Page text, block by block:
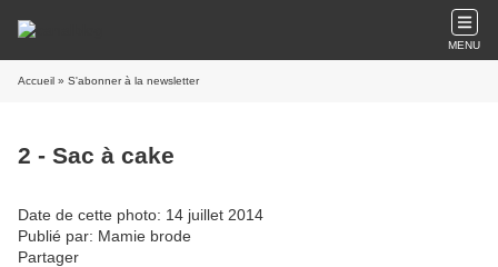
MENU
Accueil » S'abonner à la newsletter
2 - Sac à cake
Date de cette photo: 14 juillet 2014
Publié par: Mamie brode
Partager